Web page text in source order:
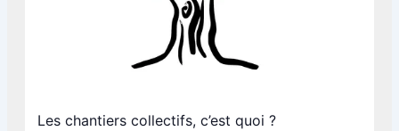
Les chantiers collectifs, c’est quoi ?